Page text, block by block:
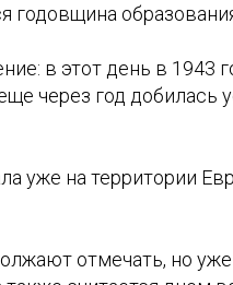
годовщина
в этот день в 1943
через год добилась
уже на территории
отмечать, но